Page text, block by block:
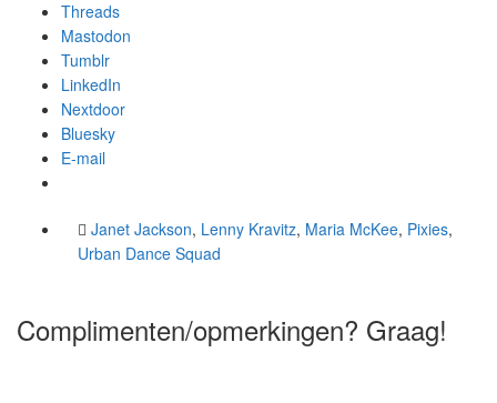
Threads
Mastodon
Tumblr
LinkedIn
Nextdoor
Bluesky
E-mail
Janet Jackson, Lenny Kravitz, Maria McKee, Pixies,
Urban Dance Squad
Complimenten/opmerkingen? Graag!